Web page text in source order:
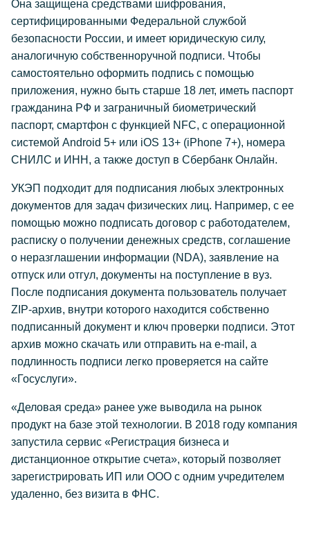
Она защищена средствами шифрования,
сертифицированными Федеральной службой
безопасности России, и имеет юридическую силу,
аналогичную собственноручной подписи. Чтобы
самостоятельно оформить подпись с помощью
приложения, нужно быть старше 18 лет, иметь паспорт
гражданина РФ и заграничный биометрический
паспорт, смартфон с функцией NFC, с операционной
системой Android 5+ или iOS 13+ (iPhone 7+), номера
СНИЛС и ИНН, а также доступ в Сбербанк Онлайн.
УКЭП подходит для подписания любых электронных
документов для задач физических лиц. Например, с ее
помощью можно подписать договор с работодателем,
расписку о получении денежных средств, соглашение
о неразглашении информации (NDA), заявление на
отпуск или отгул, документы на поступление в вуз.
После подписания документа пользователь получает
ZIP-архив, внутри которого находится собственно
подписанный документ и ключ проверки подписи. Этот
архив можно скачать или отправить на e-mail, а
подлинность подписи легко проверяется на сайте
«Госуслуги».
«Деловая среда» ранее уже выводила на рынок
продукт на базе этой технологии. В 2018 году компания
запустила сервис «Регистрация бизнеса и
дистанционное открытие счета», который позволяет
зарегистрировать ИП или ООО с одним учредителем
удаленно, без визита в ФНС.